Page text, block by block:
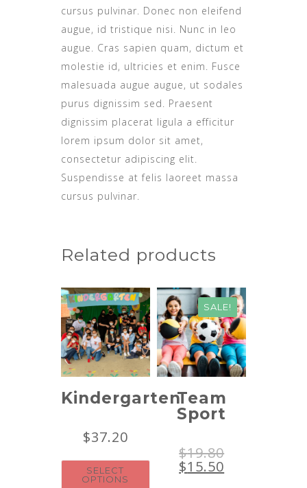
cursus pulvinar. Donec non eleifend
augue, id tristique nisi. Nunc in leo
augue. Cras sapien quam, dictum et
molestie id, ultricies et enim. Fusce
malesuada augue augue, ut sodales
purus dignissim sed. Praesent
dignissim placerat ligula a efficitur
lorem ipsum dolor sit amet,
consectetur adipiscing elit.
Suspendisse at felis laoreet massa
cursus pulvinar.
Related products
Kindergarten
$37.20
SELECT
OPTIONS
SALE!
Team
Sport
$19.80
$15.50